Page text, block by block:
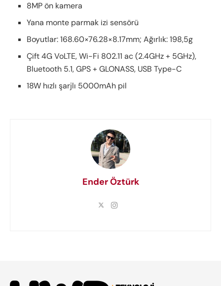
8MP ön kamera
Yana monte parmak izi sensörü
Boyutlar: 168.60×76.28×8.17mm; Ağırlık: 198,5g
Çift 4G VoLTE, Wi-Fi 802.11 ac (2.4GHz + 5GHz),
Bluetooth 5.1, GPS + GLONASS, USB Type-C
18W hızlı şarjlı 5000mAh pil
Ender Öztürk